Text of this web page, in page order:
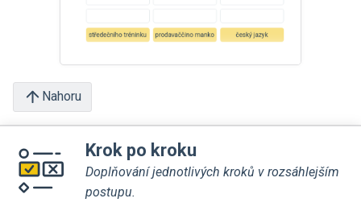
Nahoru
Krok po kroku
Doplňování jednotlivých kroků v rozsáhlejším
postupu.